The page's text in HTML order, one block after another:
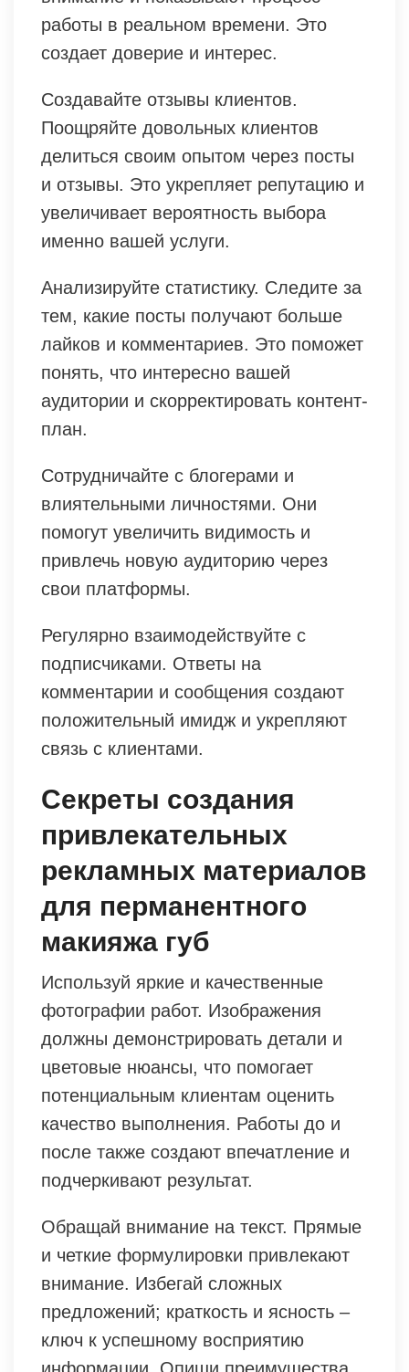
работы в реальном времени. Это
создает доверие и интерес.
Создавайте отзывы клиентов.
Поощряйте довольных клиентов
делиться своим опытом через посты
и отзывы. Это укрепляет репутацию и
увеличивает вероятность выбора
именно вашей услуги.
Анализируйте статистику. Следите за
тем, какие посты получают больше
лайков и комментариев. Это поможет
понять, что интересно вашей
аудитории и скорректировать контент-
план.
Сотрудничайте с блогерами и
влиятельными личностями. Они
помогут увеличить видимость и
привлечь новую аудиторию через
свои платформы.
Регулярно взаимодействуйте с
подписчиками. Ответы на
комментарии и сообщения создают
положительный имидж и укрепляют
связь с клиентами.
Секреты создания
привлекательных
рекламных материалов
для перманентного
макияжа губ
Используй яркие и качественные
фотографии работ. Изображения
должны демонстрировать детали и
цветовые нюансы, что помогает
потенциальным клиентам оценить
качество выполнения. Работы до и
после также создают впечатление и
подчеркивают результат.
Обращай внимание на текст. Прямые
и четкие формулировки привлекают
внимание. Избегай сложных
предложений; краткость и ясность –
ключ к успешному восприятию